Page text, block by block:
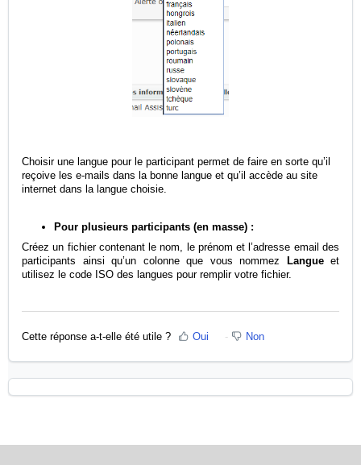
Choisir une langue pour le participant permet de faire en sorte qu’il
reçoive les e-mails dans la bonne langue et qu’il accède au site
internet dans la langue choisie.
Pour plusieurs participants (en masse) :
Créez un fichier contenant le nom, le prénom et l’adresse email des
participants ainsi qu’un colonne que vous nommez
Langue et
utilisez le code ISO des langues pour remplir votre fichier.
Cette réponse a-t-elle été utile ? Oui Non